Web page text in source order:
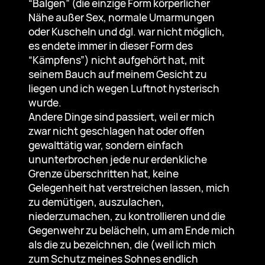
“Balgen” (die einzige Form körperlicher
Nähe außer Sex, normale Umarmungen
oder Kuscheln und dgl. war nicht möglich,
es endete immer in dieser Form des
“Kämpfens”) nicht aufgehört hat, mit
seinem Bauch auf meinem Gesicht zu
liegen und ich wegen Luftnot hysterisch
wurde.
Andere Dinge sind passiert, weil er mich
zwar nicht geschlagen hat oder offen
gewalttätig war, sondern einfach
ununterbrochen jede nur erdenkliche
Grenze überschritten hat, keine
Gelegenheit hat verstreichen lassen, mich
zu demütigen, auszulachen,
niederzumachen, zu kontrollieren und die
Gegenwehr zu belächeln, um am Ende mich
als die zu bezeichnen, die (weil ich mich
zum Schutz meines Sohnes endlich